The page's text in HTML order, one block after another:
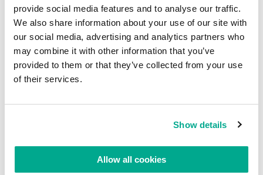
provide social media features and to analyse our traffic.
We also share information about your use of our site with
our social media, advertising and analytics partners who
may combine it with other information that you’ve
provided to them or that they’ve collected from your use
of their services.
Show details
Allow all cookies
Kommentare lesen 0